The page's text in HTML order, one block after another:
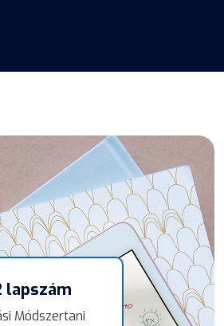
lapszám
Módszertani